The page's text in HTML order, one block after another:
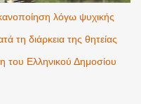
λόγω ψυχικής
τη διάρκεια της θητείας
του Ελληνικού Δημοσίου